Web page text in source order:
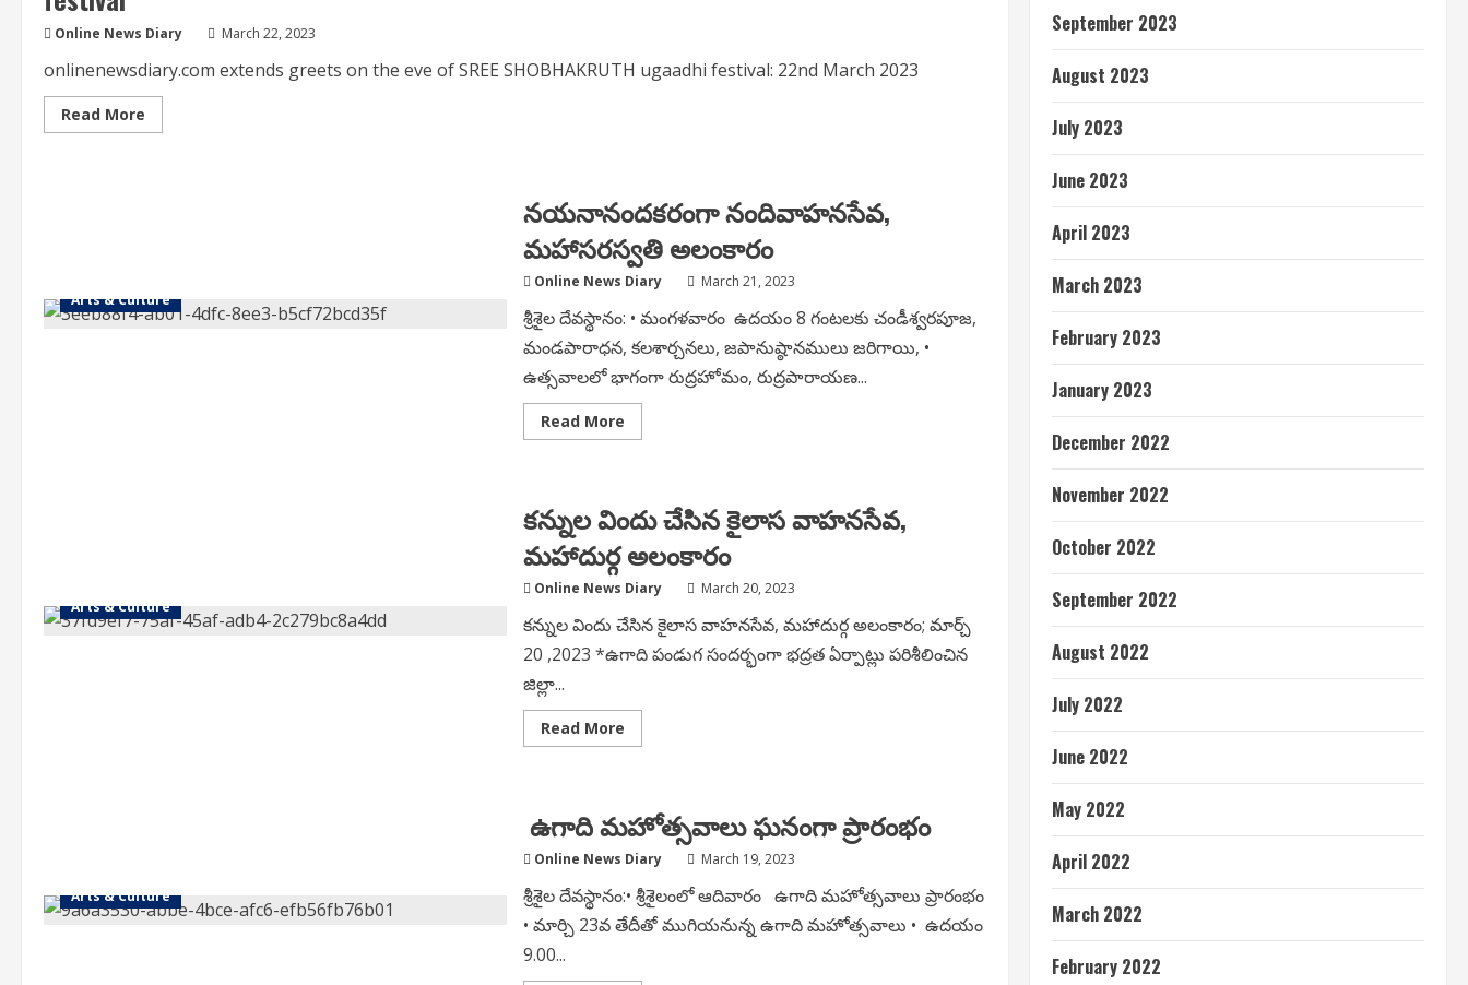
Online News Diary March 22, 2023
onlinenewsdiary.com extends greets on the eve of SREE SHOBHAKRUTH ugaadhi festival: 22nd March 2023
Read More
more
ugaadhi
festival
Arts & Culture
నయనానందకరంగా నందివాహనసేవ,
మహాసరస్వతి అలంకారం
Online News Diary March 21, 2023
శ్రీశైల దేవస్థానం: • మంగళవారం ఉదయం 8 గంటలకు చండీశ్వరపూజ,
మండపారాధన, కలశార్చనలు, జపానుష్ఠానములు జరిగాయి, •
ఉత్సవాలలో భాగంగా రుద్రహోమం, రుద్రపారాయణ...
Read MoreRead
more
అలంకారం
Arts & Culture
కన్నుల విందు చేసిన కైలాస వాహనసేవ,
మహాదుర్గ అలంకారం
Online News Diary March 20, 2023
కన్నుల విందు చేసిన కైలాస వాహనసేవ, మహాదుర్గ అలంకారం; మార్చ్
20 ,2023 *ఉగాది పండుగ సందర్భంగా భద్రత ఏర్పాట్లు పరిశీలించిన
జిల్లా...
Read MoreRead
more
కైలాస
వాహనసేవ,
మహాదుర్గ
అలంకారం
Arts & Culture
ఉగాది మహోత్సవాలు ఘనంగా ప్రారంభం
Online News Diary March 19, 2023
శ్రీశైల దేవస్థానం:• శ్రీశైలంలో ఆదివారం ఉగాది మహోత్సవాలు ప్రారంభం
• మార్చి 23వ తేదీతో ముగియనున్న ఉగాది మహోత్సవాలు • ఉదయం
9.00...
September 2023
August 2023
July 2023
June 2023
April 2023
March 2023
February 2023
January 2023
December 2022
November 2022
October 2022
September 2022
August 2022
July 2022
June 2022
May 2022
April 2022
March 2022
February 2022